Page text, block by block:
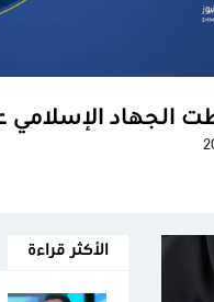
الجهاد الإسلامي
الأكثر قراءة